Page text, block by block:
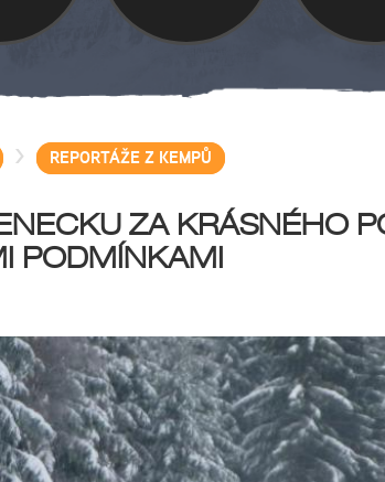
> REPORTÁŽE Z KEMPŮ
ZA KRÁSNÉHO
PODMÍNKAMI